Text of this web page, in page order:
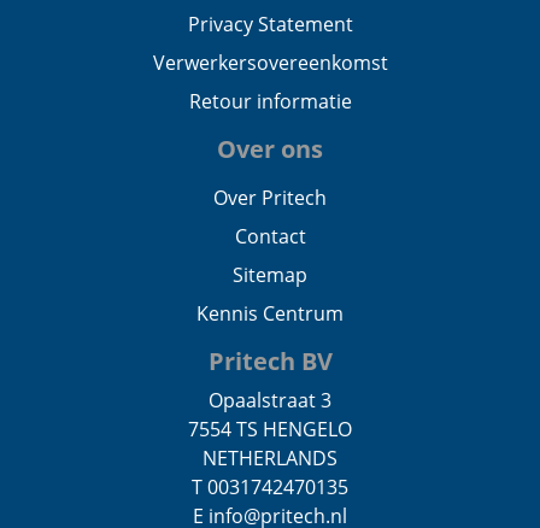
Privacy Statement
Verwerkersovereenkomst
Retour informatie
Over ons
Over Pritech
Contact
Sitemap
Kennis Centrum
Pritech BV
Opaalstraat 3
7554 TS HENGELO
NETHERLANDS
T 0031742470135
E info@pritech.nl